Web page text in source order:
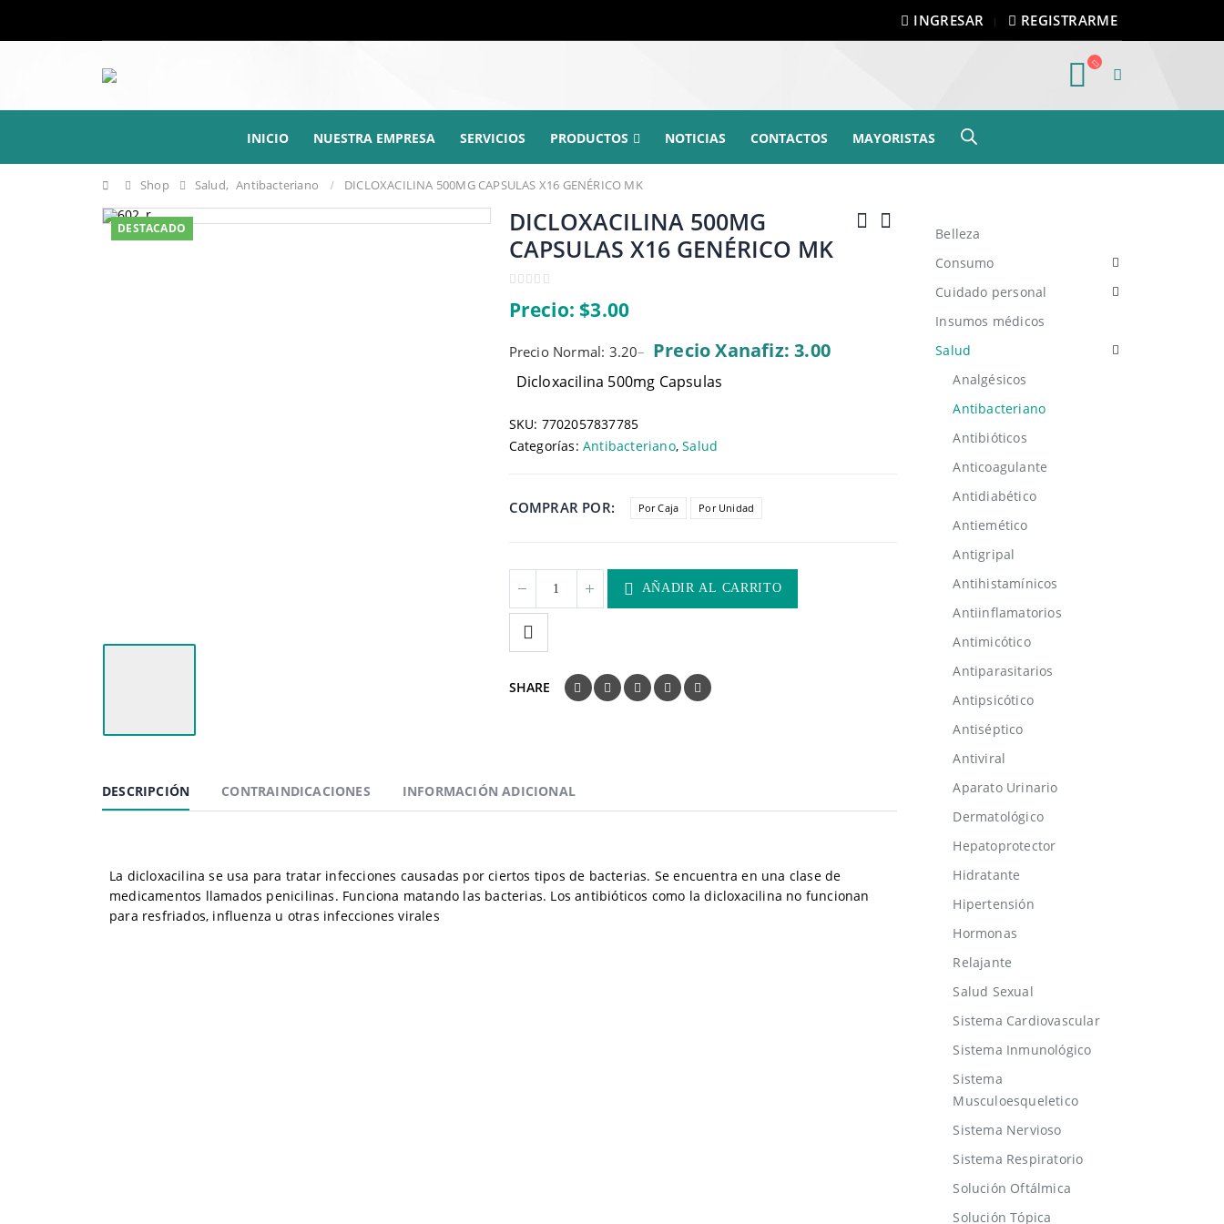
INGRESAR REGISTRARME
INICIO NUESTRA EMPRESA SERVICIOS PRODUCTOS NOTICIAS CONTACTOS MAYORISTAS
Shop Salud, Antibacteriano DICLOXACILINA 500MG CAPSULAS X16 GENÉRICO MK
DESTACADO
DICLOXACILINA 500MG
CAPSULAS X16 GENÉRICO MK
out
of
Precio: $3.00
Precio Normal: 3.20– Precio Xanafiz: 3.00
Dicloxacilina 500mg Capsulas
SKU: 7702057837785
Categorías: Antibacteriano,Salud
COMPRAR POR Por Caja Por Unidad
AÑADIR AL CARRITO
SHARE
DESCRIPCIÓN CONTRAINDICACIONES INFORMACIÓN ADICIONAL
La dicloxacilina se usa para tratar infecciones causadas por ciertos tipos de bacterias. Se encuentra en una clase de
medicamentos llamados penicilinas. Funciona matando las bacterias. Los antibióticos como la dicloxacilina no funcionan
para resfriados, influenza u otras infecciones virales
Belleza
Consumo
Cuidado personal
Insumos médicos
Salud
Analgésicos
Antibacteriano
Antibióticos
Anticoagulante
Antidiabético
Antiemético
Antigripal
Antihistamínicos
Antiinflamatorios
Antimicótico
Antiparasitarios
Antipsicótico
Antiséptico
Antiviral
Aparato Urinario
Dermatológico
Hepatoprotector
Hidratante
Hipertensión
Hormonas
Relajante
Salud Sexual
Sistema Cardiovascular
Sistema Inmunológico
Sistema
Musculoesqueletico
Sistema Nervioso
Sistema Respiratorio
Solución Oftálmica
Solución Tópica